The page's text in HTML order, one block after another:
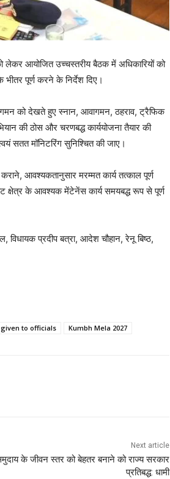
लेकर आयोजित उच्चस्तरीय बैठक में अधिकारियों को
भीतर पूर्ण करने के निर्देश दिए।
को देखते हुए स्नान, आवागमन, ठहराव, ट्रैफिक
की ठोस और चरणबद्ध कार्ययोजना तैयार की
सतत मॉनिटरिंग सुनिश्चित की जाए।
आवश्यकतानुसार मरम्मत कार्य तत्काल पूर्ण
क्षेत्र के आवश्यक मेंटेनेंस कार्य समयबद्ध रूप से पूर्ण
विधायक प्रदीप बत्रा, आदेश चौहान, रेनू बिष्ठ,
to officials Kumbh Mela 2027
Next article
के जीवन स्तर को बेहतर बनाने को राज्य सरकार
प्रतिबद्ध: धामी